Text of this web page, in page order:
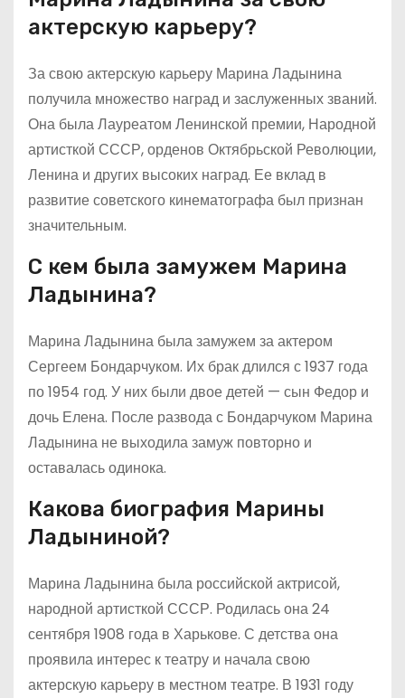
актерскую карьеру?
За свою актерскую карьеру Марина Ладынина
получила множество наград и заслуженных званий.
Она была Лауреатом Ленинской премии, Народной
артисткой СССР, орденов Октябрьской Революции,
Ленина и других высоких наград. Ее вклад в
развитие советского кинематографа был признан
значительным.
С кем была замужем Марина
Ладынина?
Марина Ладынина была замужем за актером
Сергеем Бондарчуком. Их брак длился с 1937 года
по 1954 год. У них были двое детей — сын Федор и
дочь Елена. После развода с Бондарчуком Марина
Ладынина не выходила замуж повторно и
оставалась одинока.
Какова биография Марины
Ладыниной?
Марина Ладынина была российской актрисой,
народной артисткой СССР. Родилась она 24
сентября 1908 года в Харькове. С детства она
проявила интерес к театру и начала свою
актерскую карьеру в местном театре. В 1931 году